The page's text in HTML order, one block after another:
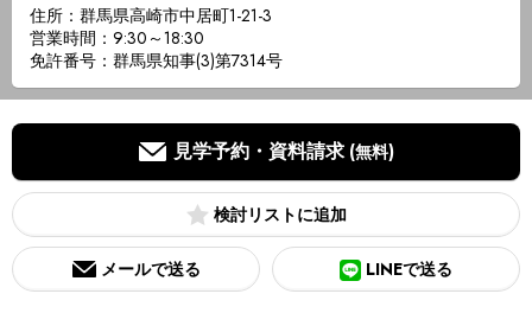
住所：群馬県高崎市中居町1-21-3
営業時間：9:30～18:30
免許番号：群馬県知事(3)第7314号
見学予約・資料請求 (無料)
検討リスト
メールで送る LINEで送る